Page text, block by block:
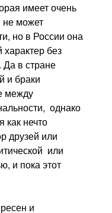
имеет очень
не может
но в России она
без
Да в стране
и браки
между
однако
как нечто
друзей или
или
и пока этот
и